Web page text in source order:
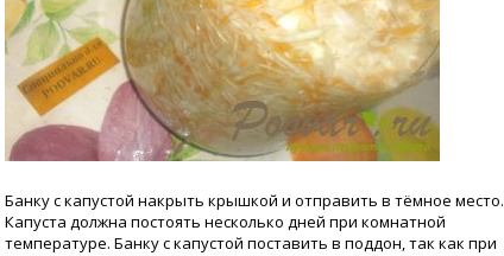
Банку с капустой накрыть крышкой и отправить в тёмное место.
Капуста должна постоять несколько дней при комнатной
температуре. Банку с капустой поставить в поддон, так как при